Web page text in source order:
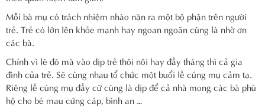
Mỗi bà mụ có trách nhiệm nhào nặn ra một bộ phận trên người
trẻ. Trẻ có lớn lên khỏe mạnh hay ngoan ngoãn cũng là nhờ ơn
các bà.
Chính vì lẽ đó mà vào dịp trẻ thôi nôi hay đầy tháng thì cả gia
đình của trẻ. Sẽ cùng nhau tổ chức một buổi lễ cúng mụ cảm tạ.
Riêng lễ cúng mụ đầy cữ cũng là dịp để cả nhà mong các bà phù
hộ cho bé mau cứng cáp, bình an …